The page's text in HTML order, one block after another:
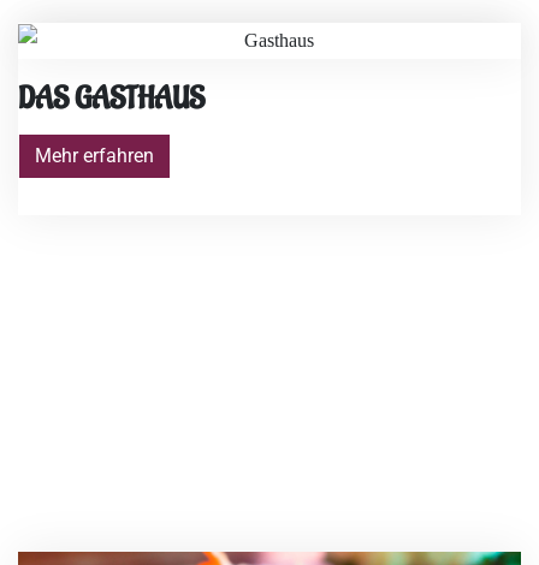
DAS GASTHAUS
Mehr erfahren